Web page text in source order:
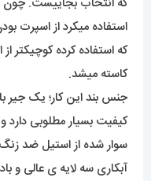
استفاده میکرد از اسپرت
که استفاده کرده کوچیکتر
کاسته میشد.
جنس بند این کار؛ یک
کیفیت بسیار مطلوبی
سوار شده از استیل ضد
آبکاری سه لایه ی عالی و